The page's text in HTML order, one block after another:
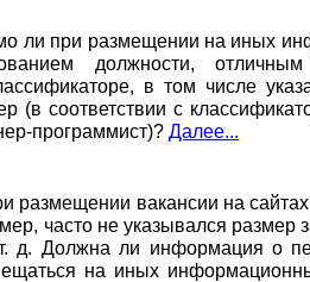
ли при размещении на иных
должности,
в том числе
(в соответствии с
программист)? Далее...
размещении вакансии на
часто не указывался размер
д. Должна ли информация о
на иных